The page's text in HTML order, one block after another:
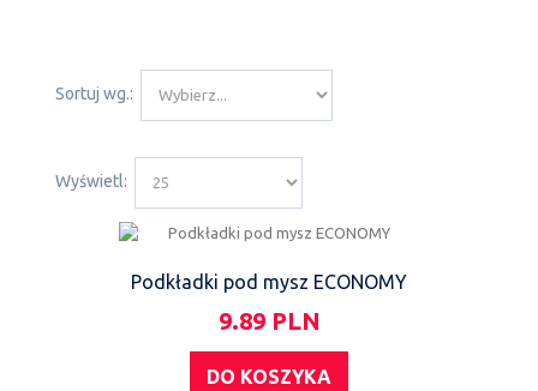
Sortuj wg.:
Wyświetl:
Podkładki pod mysz ECONOMY
9.89 PLN
DO KOSZYKA